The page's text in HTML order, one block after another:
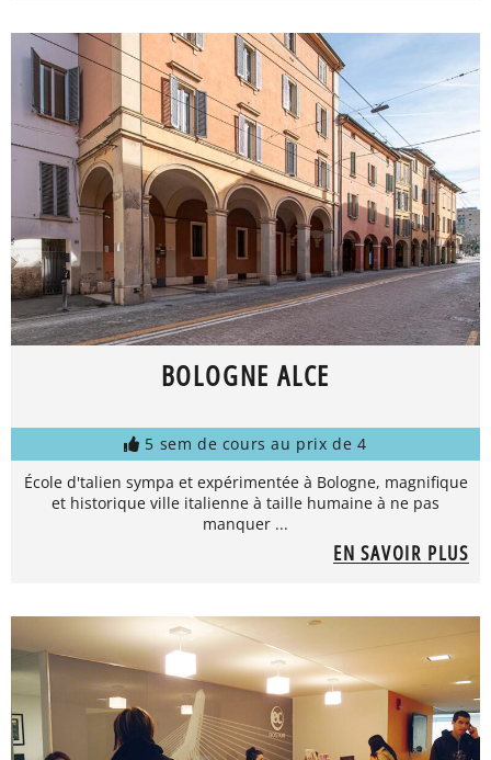
BOLOGNE ALCE
5 sem de cours au prix de 4
École d'talien sympa et expérimentée à Bologne, magnifique
et historique ville italienne à taille humaine à ne pas
manquer ...
EN SAVOIR PLUS